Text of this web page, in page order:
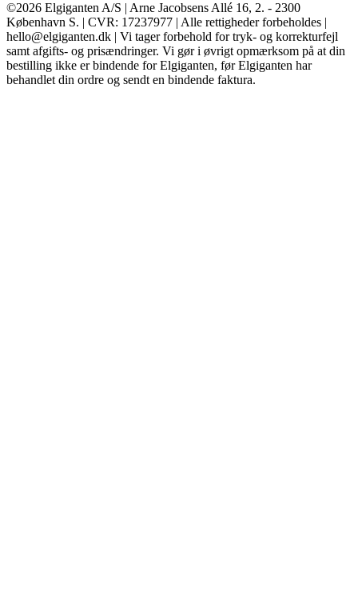
©2026 Elgiganten A/S | Arne Jacobsens Allé 16, 2. - 2300
København S. | CVR: 17237977 | Alle rettigheder forbeholdes |
hello@elgiganten.dk | Vi tager forbehold for tryk- og korrekturfejl
samt afgifts- og prisændringer. Vi gør i øvrigt opmærksom på at din
bestilling ikke er bindende for Elgiganten, før Elgiganten har
behandlet din ordre og sendt en bindende faktura.